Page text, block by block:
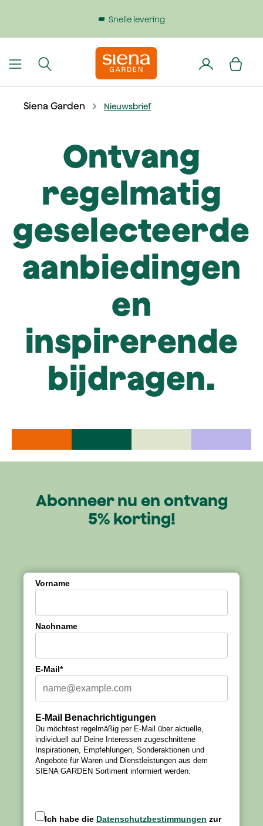
Snelle levering
Siena Garden Nieuwsbrief
Ontvang
regelmatig
geselecteerde
aanbiedingen
en
inspirerende
bijdragen.
Abonneer nu en ontvang
5% korting!
Vorname
Nachname
E-Mail*
E-Mail Benachrichtigungen
Du möchtest regelmäßig per E-Mail über aktuelle,
individuell auf Deine Interessen zugeschnittene
Inspirationen, Empfehlungen, Sonderaktionen und
Angebote für Waren und Dienstleistungen aus dem
SIENA GARDEN Sortiment informiert werden.
Ich habe die Datenschutzbestimmungen zur